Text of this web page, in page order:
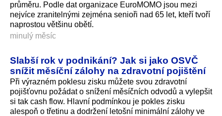
průměru. Podle dat organizace EuroMOMO jsou mezi
nejvíce zranitelnými zejména senioři nad 65 let, kteří tvoří
naprostou většinu obětí.
minulý měsíc
Slabší rok v podnikání? Jak si jako OSVČ
snížit měsíční zálohy na zdravotní pojištění
Při výrazném poklesu zisku můžete svou zdravotní
pojišťovnu požádat o snížení měsíčních odvodů a vylepšit
si tak cash flow. Hlavní podmínkou je pokles zisku
alespoň o třetinu a dodržení letošní minimální zálohy ve